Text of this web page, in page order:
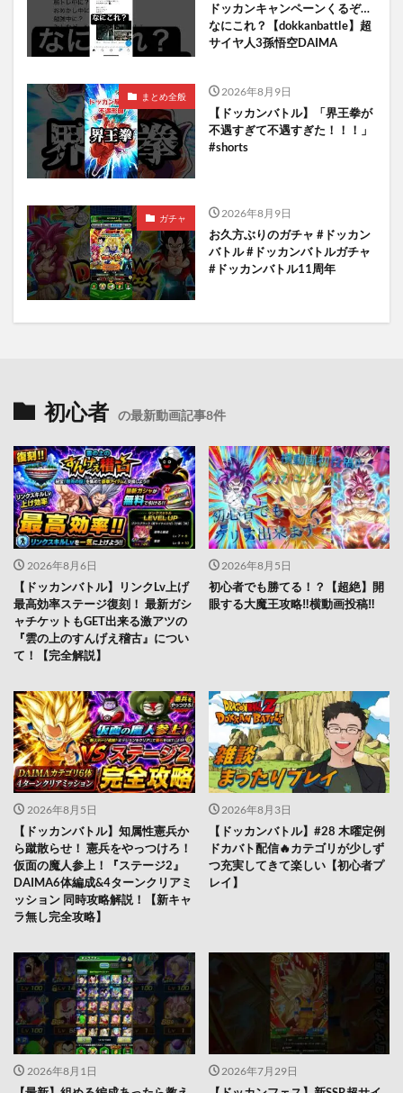
ドッカンキャンペーンくるぞ…
なにこれ？【dokkanbattle】超
サイヤ人3孫悟空DAIMA
まとめ全般 2026年8月9日
【ドッカンバトル】「界王拳が
不遇すぎて不遇すぎた！！！」
#shorts
ガチャ 2026年8月9日
お久方ぶりのガチャ #ドッカン
バトル #ドッカンバトルガチャ
#ドッカンバトル11周年
初心者 の最新動画記事8件
2026年8月6日
【ドッカンバトル】リンクLv上げ
最高効率ステージ復刻！ 最新ガシ
ャチケットもGET出来る激アツの
『雲の上のすんげえ稽古』につい
て！【完全解説】
2026年8月5日
初心者でも勝てる！？【超絶】開
眼する大魔王攻略‼️横動画投稿‼︎
2026年8月5日
【ドッカンバトル】知属性憲兵か
ら蹴散らせ！ 憲兵をやっつけろ！
仮面の魔人参上！『ステージ2』
DAIMA6体編成&4ターンクリアミ
ッション 同時攻略解説！【新キャ
ラ無し完全攻略】
2026年8月3日
【ドッカンバトル】#28 木曜定例
ドカバト配信🔥カテゴリが少しず
つ充実してきて楽しい【初心者プ
レイ】
2026年8月1日 2026年7月29日